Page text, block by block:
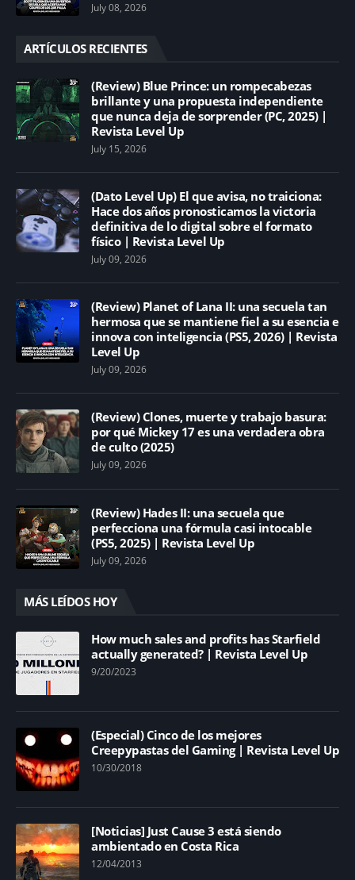
July 08, 2026
ARTÍCULOS RECIENTES
(Review) Blue Prince: un rompecabezas
brillante y una propuesta independiente
que nunca deja de sorprender (PC, 2025) |
Revista Level Up
July 15, 2026
(Dato Level Up) El que avisa, no traiciona:
Hace dos años pronosticamos la victoria
definitiva de lo digital sobre el formato
físico | Revista Level Up
July 09, 2026
(Review) Planet of Lana II: una secuela tan
hermosa que se mantiene fiel a su esencia e
innova con inteligencia (PS5, 2026) | Revista
Level Up
July 09, 2026
(Review) Clones, muerte y trabajo basura:
por qué Mickey 17 es una verdadera obra
de culto (2025)
July 09, 2026
(Review) Hades II: una secuela que
perfecciona una fórmula casi intocable
(PS5, 2025) | Revista Level Up
July 09, 2026
MÁS LEÍDOS HOY
How much sales and profits has Starfield
actually generated? | Revista Level Up
9/20/2023
(Especial) Cinco de los mejores
Creepypastas del Gaming | Revista Level Up
10/30/2018
[Noticias] Just Cause 3 está siendo
ambientado en Costa Rica
12/04/2013